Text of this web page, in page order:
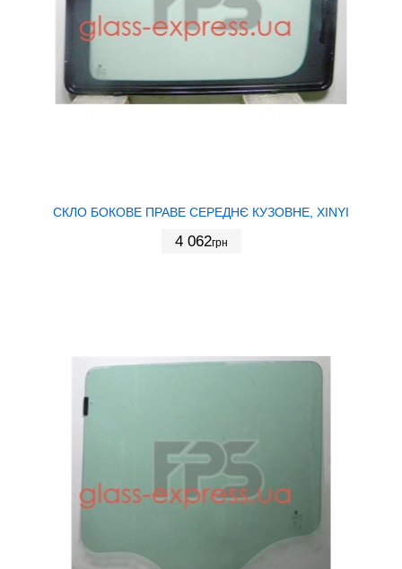
СКЛО БОКОВЕ ПРАВЕ СЕРЕДНЄ КУЗОВНЕ, XINYI
4 062грн